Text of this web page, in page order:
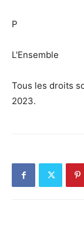
P
L'Ensemble
Tous les droits
2023.